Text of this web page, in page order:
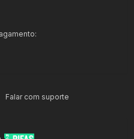
Falar com suporte